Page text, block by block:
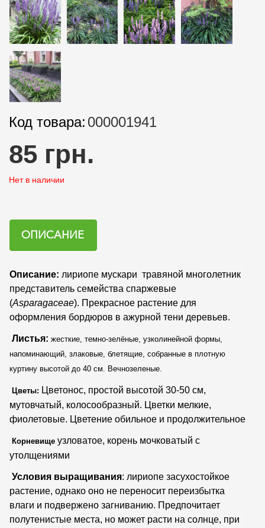
Код товара: 000001941
85 грн.
Нет в наличии
ОПИСАНИЕ
Описание: лириопе мускари травяной многолетник
представитель семейства спаржевые
(Asparagaceae). Прекрасное растение для
оформления бордюров в ажурной тени деревьев.
Листья: жесткие, темно-зелёные, узколинейной формы,
напоминающий, злаковые, блетящие, собранные в плотную
куртину высотой до 40 см. Вечнозеленые.
Цветы: Цветонос, простой высотой 30-50 см,
мутовчатый, колосообразный. Цветки мелкие,
фиолетовые. Цветение обильное и продолжительное
Корневище узловатое, корень мочковатый с
утолщениями
Условия выращивания: лириопе засухостойкое
растение, однако оно не переносит переизбытка
влаги и подвержено загниванию. Предпочитает
полутенистые места, но может расти на солнце, при